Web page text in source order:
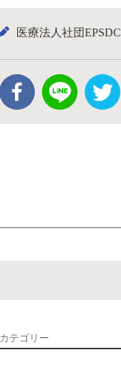
医療法人社団EPSDC
カテゴリー